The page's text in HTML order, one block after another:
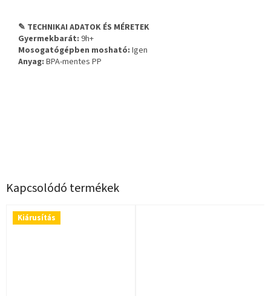
Kapcsolódó termékek
Kiárusítás
✎ TECHNIKAI ADATOK ÉS MÉRETEK
Gyermekbarát: 9h+
Mosogatógépben mosható: Igen
Anyag: BPA-mentes PP